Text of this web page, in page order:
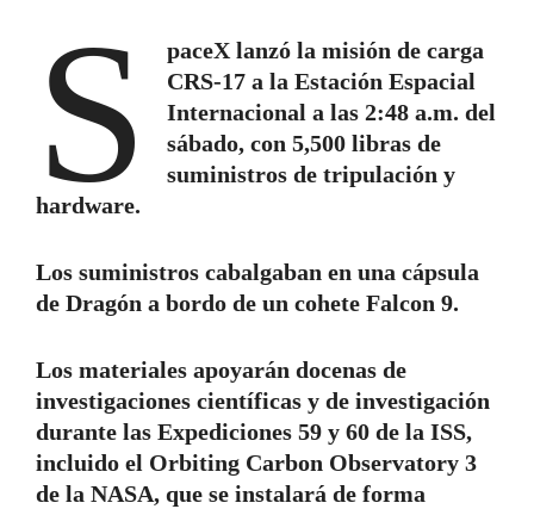
S
paceX lanzó la misión de carga
CRS-17 a la Estación Espacial
Internacional a las 2:48 a.m. del
sábado, con 5,500 libras de
suministros de tripulación y
hardware.
Los suministros cabalgaban en una cápsula
de Dragón a bordo de un cohete Falcon 9.
Los materiales apoyarán docenas de
investigaciones científicas y de investigación
durante las Expediciones 59 y 60 de la ISS,
incluido el Orbiting Carbon Observatory 3
de la NASA, que se instalará de forma